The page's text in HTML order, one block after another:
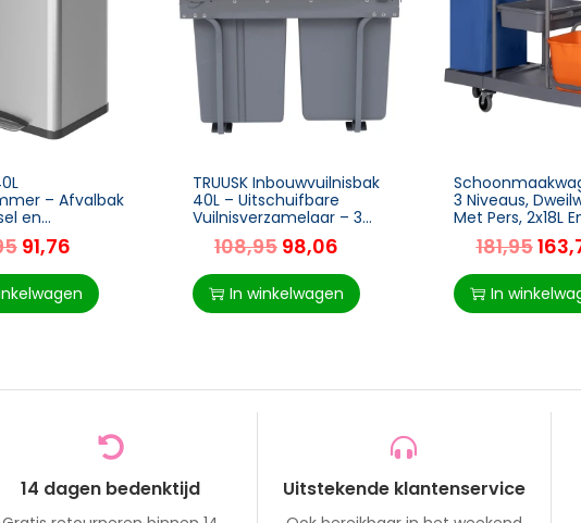
– Afvalbak
en
– 2
– Soft-
Staal –
x 34,8 x
91,76
TRUUSK Inbouwvuilnisbak
40L – Uitschuifbare
Vuilnisverzamelaar – 3
Uitneembare Vakken –
Voor Kasten vanaf 400
mm Breedte – Voor
108,95 98,06
In winkelwagen
3 Niveaus,
Met Pers, 2x18L
Voor Hotel
181,95
In
14 dagen bedenktijd Uitstekende klantenservice